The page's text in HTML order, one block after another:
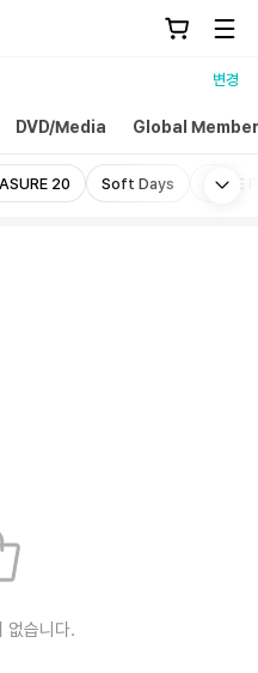
변경
DVD/Media Global
20 Soft Days LOVE
없습니다.